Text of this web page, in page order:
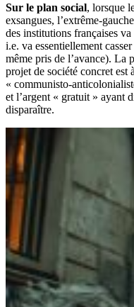
Sur le plan social, lorsque
exsangues, l’extrême-
des institutions françaises
i.e. va essentiellement
même pris de l’avance). La
projet de société concret est
« communisto-
et l’argent « gratuit » ayant
disparaître.